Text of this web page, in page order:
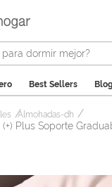
dormir mejor?
Best Sellers Blog
Almohadas-dh
Plus Soporte